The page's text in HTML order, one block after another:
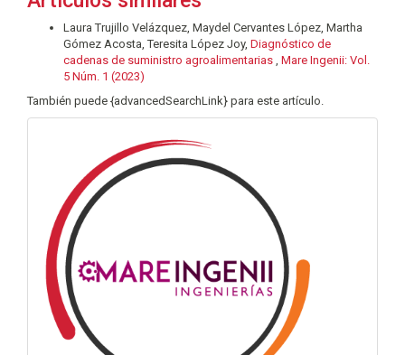
Laura Trujillo Velázquez, Maydel Cervantes López, Martha
Gómez Acosta, Teresita López Joy, Diagnóstico de
cadenas de suministro agroalimentarias , Mare Ingenii: Vol.
5 Núm. 1 (2023)
También puede {advancedSearchLink} para este artículo.